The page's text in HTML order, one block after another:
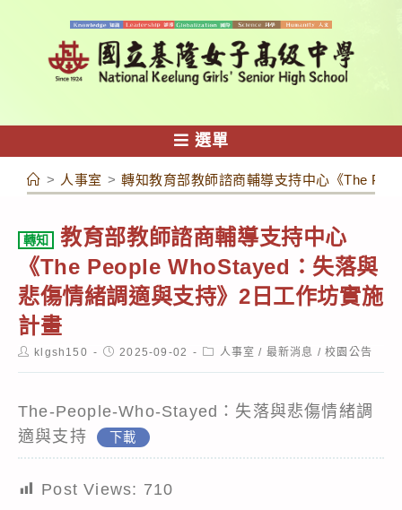
容
選單
> 人事室 > 轉知教育部教師諮商輔導支持中心《The
轉知
教育部教師諮商輔導支持中心
《The People WhoStayed：失落與
悲傷情緒調適與支持》2日工作坊實施
計畫
Postklgsh150
Post2025-09-02
Post人事室 / 最新消息 / 校園公告
The-People-Who-Stayed：失落與悲傷情緒調
適與支持
下載
Post Views: 710